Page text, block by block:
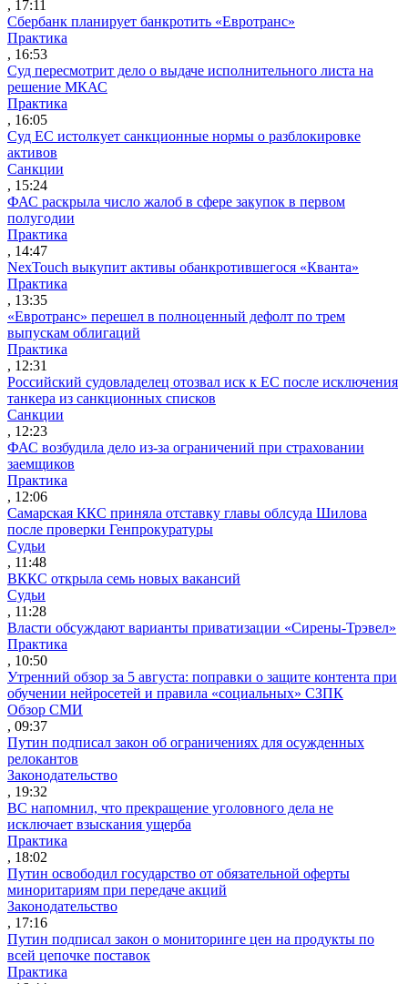
, 17:11
Сбербанк планирует банкротить «Евротранс»
Практика
, 16:53
Суд пересмотрит дело о выдаче исполнительного листа на
решение МКАС
Практика
, 16:05
Суд ЕС истолкует санкционные нормы о разблокировке
активов
Санкции
, 15:24
ФАС раскрыла число жалоб в сфере закупок в первом
полугодии
Практика
, 14:47
NexTouch выкупит активы обанкротившегося «Кванта»
Практика
, 13:35
«Евротранс» перешел в полноценный дефолт по трем
выпускам облигаций
Практика
, 12:31
Российский судовладелец отозвал иск к ЕС после исключения
танкера из санкционных списков
Санкции
, 12:23
ФАС возбудила дело из-за ограничений при страховании
заемщиков
Практика
, 12:06
Самарская ККС приняла отставку главы облсуда Шилова
после проверки Генпрокуратуры
Судьи
, 11:48
ВККС открыла семь новых вакансий
Судьи
, 11:28
Власти обсуждают варианты приватизации «Сирены-Трэвел»
Практика
, 10:50
Утренний обзор за 5 августа: поправки о защите контента при
обучении нейросетей и правила «социальных» СЗПК
Обзор СМИ
, 09:37
Путин подписал закон об ограничениях для осужденных
релокантов
Законодательство
, 19:32
ВС напомнил, что прекращение уголовного дела не
исключает взыскания ущерба
Практика
, 18:02
Путин освободил государство от обязательной оферты
миноритариям при передаче акций
Законодательство
, 17:16
Путин подписал закон о мониторинге цен на продукты по
всей цепочке поставок
Практика